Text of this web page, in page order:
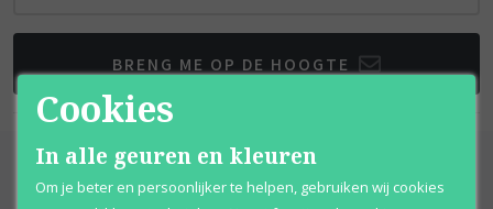
BRENG ME OP DE HOOGTE
Cookies
In alle geuren en kleuren
Om je beter en persoonlijker te helpen, gebruiken wij cookies